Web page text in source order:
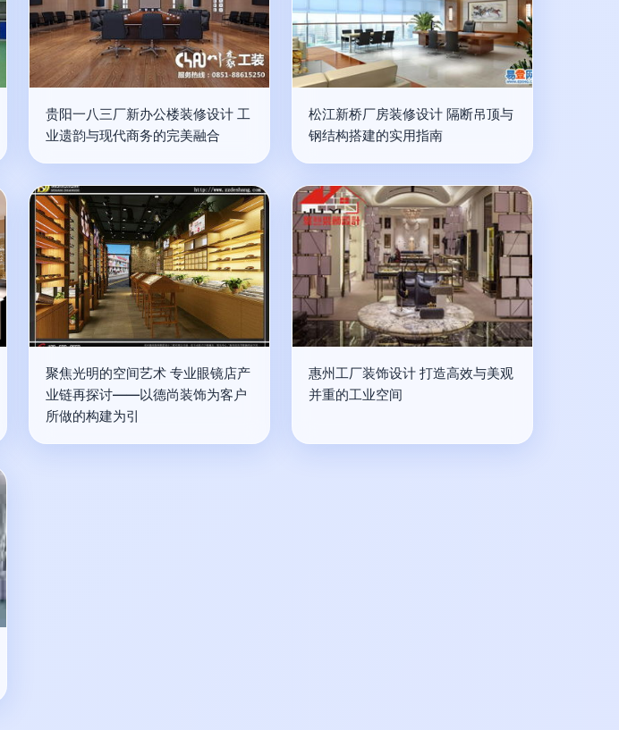
贵阳一八三厂新办公楼装修设计 工
业遗韵与现代商务的完美融合
松江新桥厂房装修设计 隔断吊顶与
钢结构搭建的实用指南
聚焦光明的空间艺术 专业眼镜店产
业链再探讨——以德尚装饰为客户
所做的构建为引
惠州工厂装饰设计 打造高效与美观
并重的工业空间